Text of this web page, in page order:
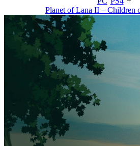
Planet of Lana II – Children